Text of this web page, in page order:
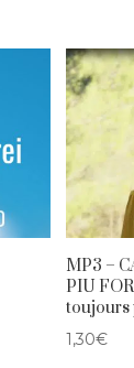
MP3 –
PIU
toujours
1,30€